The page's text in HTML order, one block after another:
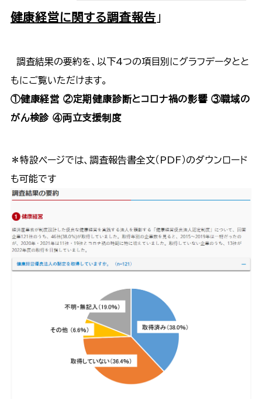
健康経営に関する調査報告 」
調査結果の要約を、以下4つの項目別にグラフデータとと
もにご覧いただけます。
①健康経営 ②定期健康診断とコロナ禍の影響 ③職域の
がん検診 ④両立支援制度
＊特設ページでは、調査報告書全文（PDF）のダウンロード
も可能です